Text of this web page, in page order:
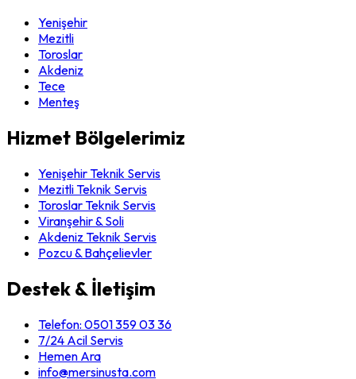
Yenişehir
Mezitli
Toroslar
Akdeniz
Tece
Menteş
Hizmet Bölgelerimiz
Yenişehir Teknik Servis
Mezitli Teknik Servis
Toroslar Teknik Servis
Viranşehir & Soli
Akdeniz Teknik Servis
Pozcu & Bahçelievler
Destek & İletişim
Telefon: 0501 359 03 36
7/24 Acil Servis
Hemen Ara
info@mersinusta.com